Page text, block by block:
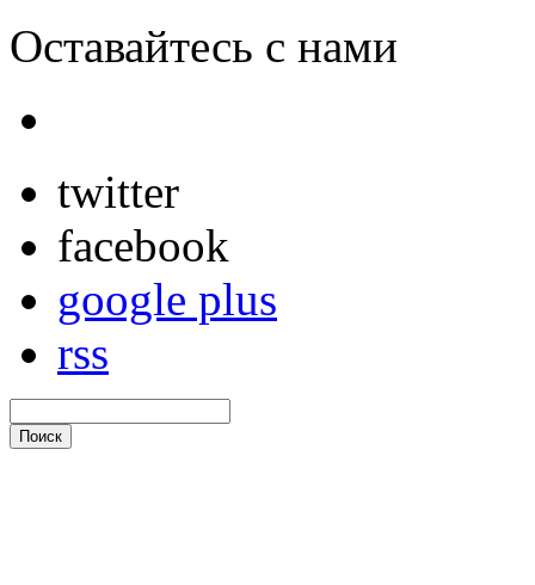
Оставайтесь с нами
twitter
facebook
google plus
rss